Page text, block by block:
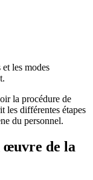
les modes
la procédure de
les différentes étapes
du personnel.
œuvre de la